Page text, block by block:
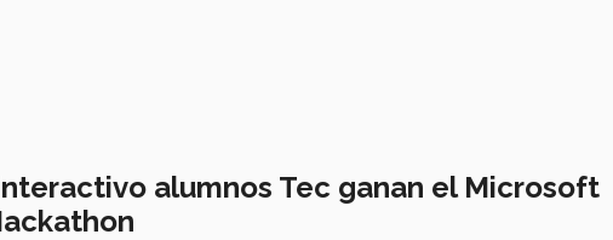
alumnos Tec ganan el Microsoft